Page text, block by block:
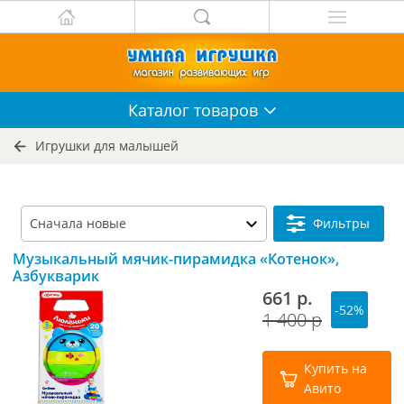
Каталог товаров
Игрушки для малышей
Фильтры
Музыкальный мячик-пирамидка «Котенок»,
Азбукварик
661 р.
1 400 р
-52%
Купить на
Авито